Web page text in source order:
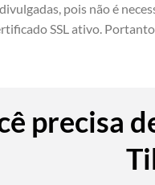
pois não é
SSL ativo.
precisa